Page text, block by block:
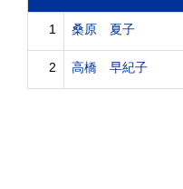
1 桑原 夏子
2 高橋 早紀子